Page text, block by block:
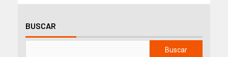
BUSCAR
Buscar